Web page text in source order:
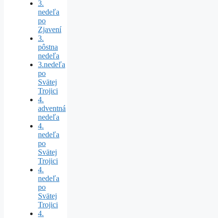
3.
nedeľa
po
Zjavení
3.
pôstna
nedeľa
3.nedeľa
po
Svätej
Trojici
4.
adventná
nedeľa
4.
nedeľa
po
Svätej
Trojici
4.
nedeľa
po
Svätej
Trojici
4.